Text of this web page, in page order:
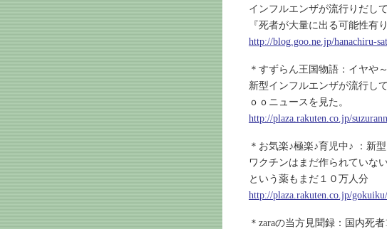
インフルエンザが流行りだし
『死者が大量に出る可能性有り
http://blog.goo.ne.jp/hanachiru-
＊すずらん王国物語：イヤや
新型インフルエンザが流行し
ｏｏニュースを見た。
http://plaza.rakuten.co.jp/
＊お気楽♪極楽♪育児中♪ ：新
ワクチンはまだ作られていな
という薬もまだ１０万人分
http://plaza.rakuten.co.jp/
＊zaraの当方見聞録：国内死